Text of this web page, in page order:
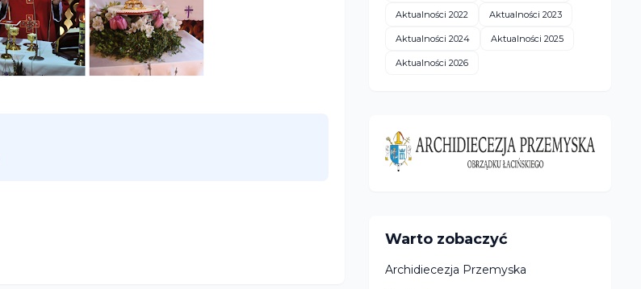
Aktualności 2022 Aktualności 2023
Aktualności 2024 Aktualności 2025
Aktualności 2026
Warto zobaczyć
Archidiecezja Przemyska